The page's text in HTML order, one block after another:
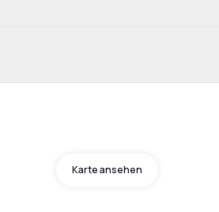
Karte ansehen